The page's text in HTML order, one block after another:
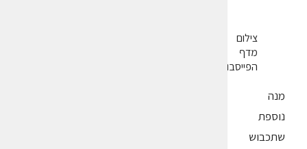
צילום
מדף
הפייסבוק
מנה
נוספת
שתכבוש